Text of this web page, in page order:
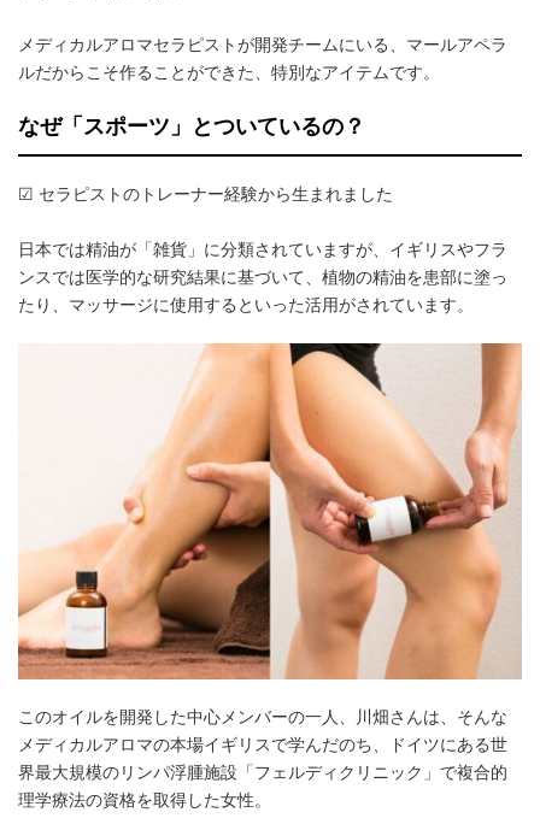
メディカルアロマセラピストが開発チームにいる、マールアペラ
ルだからこそ作ることができた、特別なアイテムです。
なぜ「スポーツ」とついているの？
☑ セラピストのトレーナー経験から生まれました
日本では精油が「雑貨」に分類されていますが、イギリスやフラ
ンスでは医学的な研究結果に基づいて、植物の精油を患部に塗っ
たり、マッサージに使用するといった活用がされています。
このオイルを開発した中心メンバーの一人、川畑さんは、そんな
メディカルアロマの本場イギリスで学んだのち、ドイツにある世
界最大規模のリンパ浮腫施設「フェルディクリニック」で複合的
理学療法の資格を取得した女性。